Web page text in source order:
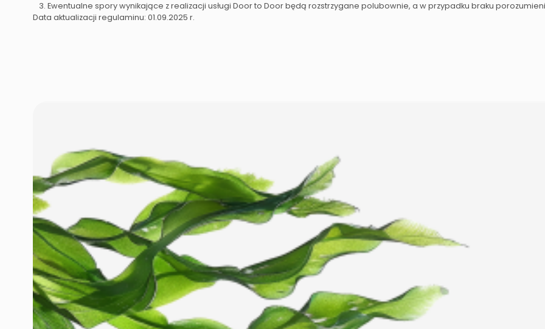
Ewentualne spory wynikające z realizacji usługi Door to Door będą rozstrzygane polubownie, a w przypadku braku
Data aktualizacji regulaminu: 01.09.2025 r.